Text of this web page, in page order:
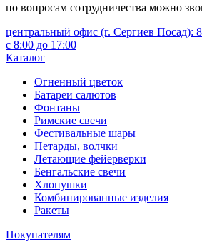
по вопросам сотрудничества можно
центральный офис (г. Сергиев Посад):
с 8:00 до 17:00
Каталог
Огненный цветок
Батареи салютов
Фонтаны
Римские свечи
Фестивальные шары
Петарды, волчки
Летающие фейерверки
Бенгальские свечи
Хлопушки
Комбинированные изделия
Ракеты
Покупателям